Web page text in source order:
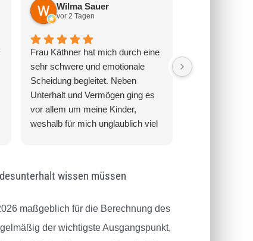
Wilma Sauer
vor 2 Tagen
Frau Käthner hat mich durch eine
sehr schwere und emotionale
Scheidung begleitet. Neben
Unterhalt und Vermögen ging es
vor allem um meine Kinder,
weshalb für mich unglaublich viel
davor bewahrt, aus Verletzung
zu treffen. Ohne ihre
Unterstützung hätte ich diese Zeit
gewesen diese
wissen müssen
maßgeblich für die Berechnung des
der wichtigste Ausgangspunkt,